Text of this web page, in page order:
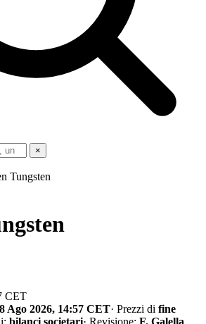
×
Tungsten
CET
8 Ago 2026, 14:57 CET· Prezzi di fine
bilanci societari· Revisione: F. Galella